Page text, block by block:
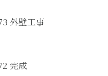
外壁工事
完成